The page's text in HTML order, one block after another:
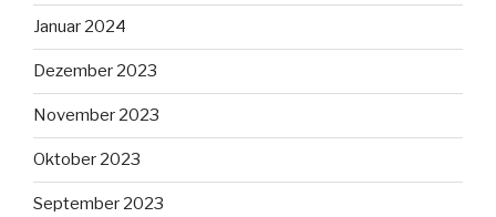
Januar 2024
Dezember 2023
November 2023
Oktober 2023
September 2023